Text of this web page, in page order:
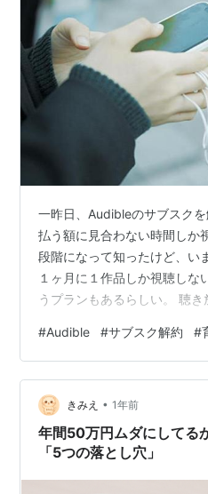
一昨日、Audibleのサブスク
払う額に見合わない時間しか
段階になって知ったけど、い
１ヶ月に１作品しか視聴しな
うプランもあるらしい。 聴
どうかは、もちろん個人によ
き放題プランは最初「ちょっ
読書できる便利なサービス」
で自分時間が極端に減って読
今の私にはピッタリ！だった
てみると、思ったほど聴く時
#Audible #サブスク解約 #
きみえ • 1年前
年間50万円ムダにしてる
「5つの落とし穴」